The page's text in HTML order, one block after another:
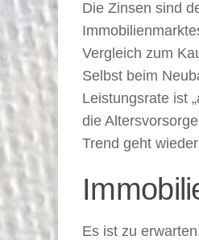
Die Zinsen sind
Vergleich zum
Selbst beim
Leistungsrate ist
die
Trend geht
Es ist zu